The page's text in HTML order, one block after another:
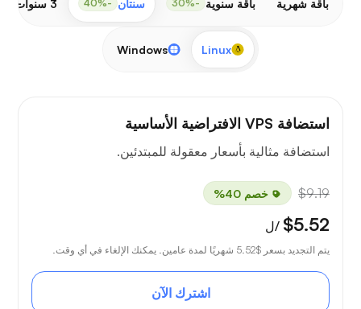
باقة شهرية باقة سنوية -30% سنتان -40% 3 سنوات
Linux
Windows
استضافة VPS الافتراضية الأساسية
استضافة مثالية بأسعار معقولة للمبتدئين.
$9.19 خصم 40%
$5.52 /ل
يتم التجديد بسعر $5.52 شهريًا لمدة عامين. يمكنك الإلغاء في أي وقت.
اشترك الآن